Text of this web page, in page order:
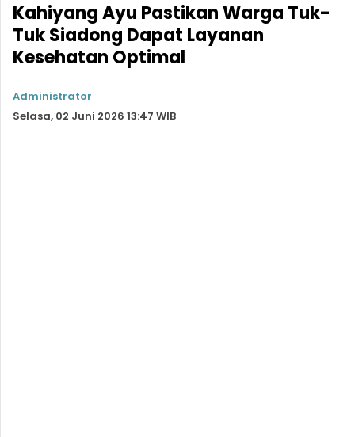
Kahiyang Ayu Pastikan Warga Tuk-
Tuk Siadong Dapat Layanan
Kesehatan Optimal
Administrator
Selasa, 02 Juni 2026 13:47 WIB